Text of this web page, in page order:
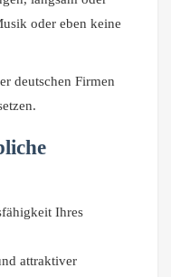
oder eben keine
deutschen Firmen
Ihres
attraktiver